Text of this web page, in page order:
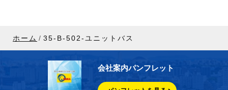
ホーム 35-B-502-ユニットバス
会社案内パンフレット